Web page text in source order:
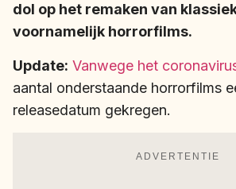
dol op het remaken van
voornamelijk horrorfilms.
Update: Vanwege het
aantal onderstaande horrorfilms
releasedatum gekregen.
ADVERTENTIE